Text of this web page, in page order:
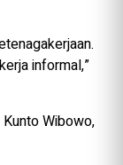
informal,”
Wibowo,